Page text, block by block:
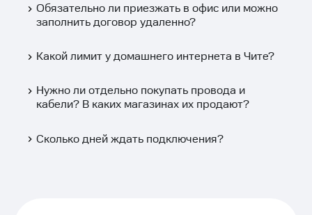
Обязательно ли приезжать в офис или можно
заполнить договор удаленно?
Какой лимит у домашнего интернета в Чите?
Нужно ли отдельно покупать провода и
кабели? В каких магазинах их продают?
Сколько дней ждать подключения?